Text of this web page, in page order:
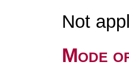
Not
Mode